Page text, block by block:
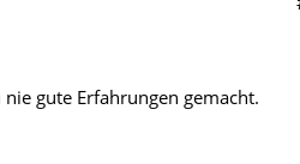
gute Erfahrungen gemacht.